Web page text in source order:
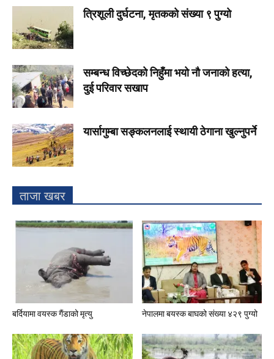
त्रिशूली दुर्घटना, मृतकको संख्या ९ पुग्यो
सम्बन्ध विच्छेदको निहुँमा भयो नौ जनाको हत्या,
दुई परिवार सखाप
यार्सागुम्बा सङ्कलनलाई स्थायी ठेगाना खुल्नुपर्ने
ताजा खबर
बर्दियामा वयस्क गैंडाको मृत्यु नेपालमा बयस्क बाघको संख्या ४२९ पुग्यो